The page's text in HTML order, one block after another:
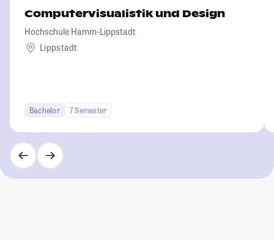
Computervisualistik und Design
Hochschule Hamm-Lippstadt
Lippstadt
Bachelor 7 Semester